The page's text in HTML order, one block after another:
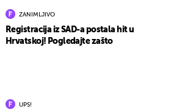
ZANIMLJIVO
Registracija iz SAD-a postala hit u
Hrvatskoj! Pogledajte zašto
UPS!